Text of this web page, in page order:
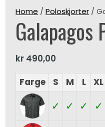
Home /Poloskjorter /
Galapagos
kr 490,00
Farge
S M L XL
✓ ✓ ✓ ✓